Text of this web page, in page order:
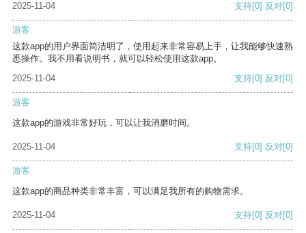
2025-11-04 支持[0] 反对[0]
游客
这款app的用户界面简洁明了，使用起来非常容易上手，让我能够快速熟
悉操作。我不用看说明书，就可以轻松使用这款app。
2025-11-04
支持[0] 反对[0]
游客
这款app的游戏非常好玩，可以让我消磨时间。
2025-11-04 支持[0] 反对[0]
游客
这款app的商品种类非常丰富，可以满足我所有的购物需求。
2025-11-04 支持[0] 反对[0]